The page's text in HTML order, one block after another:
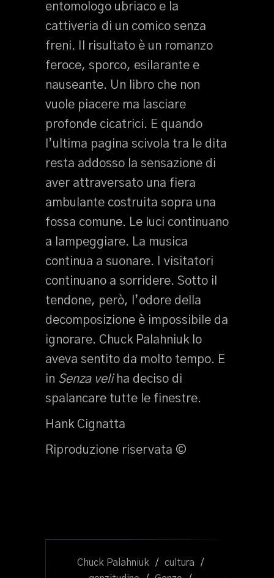
entomologo ubriaco e la
cattiveria di un comico senza
freni. Il risultato è un romanzo
feroce, sporco, esilarante e
nauseante. Un libro che non
vuole piacere ma lasciare
profonde cicatrici. E quando
l’ultima pagina scivola tra le dita
resta addosso la sensazione di
aver attraversato una fiera
ambulante costruita sopra una
fossa comune. Le luci continuano
a lampeggiare. La musica
continua a suonare. I visitatori
continuano a sorridere. Sotto il
tendone, però, l’odore della
decomposizione è impossibile da
ignorare. Chuck Palahniuk lo
aveva sentito da molto tempo. E
in Senza veliha deciso di
spalancare tutte le finestre.
Hank Cignatta
Riproduzione riservata ©
Chuck Palahniuk / cultura
/